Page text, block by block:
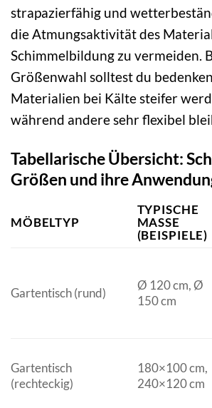
strapazierfähig und
die Atmungsaktivität des
Schimmelbildung zu vermeiden.
Größenwahl solltest du
Materialien bei Kälte steifer
während andere sehr flexibel
Tabellarische Übersicht:
Größen und ihre
MÖBELTYP
TYPISCHE
MASSE (
BEISPIELE)
Gartentisch (rund)
Ø 120 cm, Ø
150 cm
Gartentisch
(rechteckig)
180×100 cm,
240×120 cm